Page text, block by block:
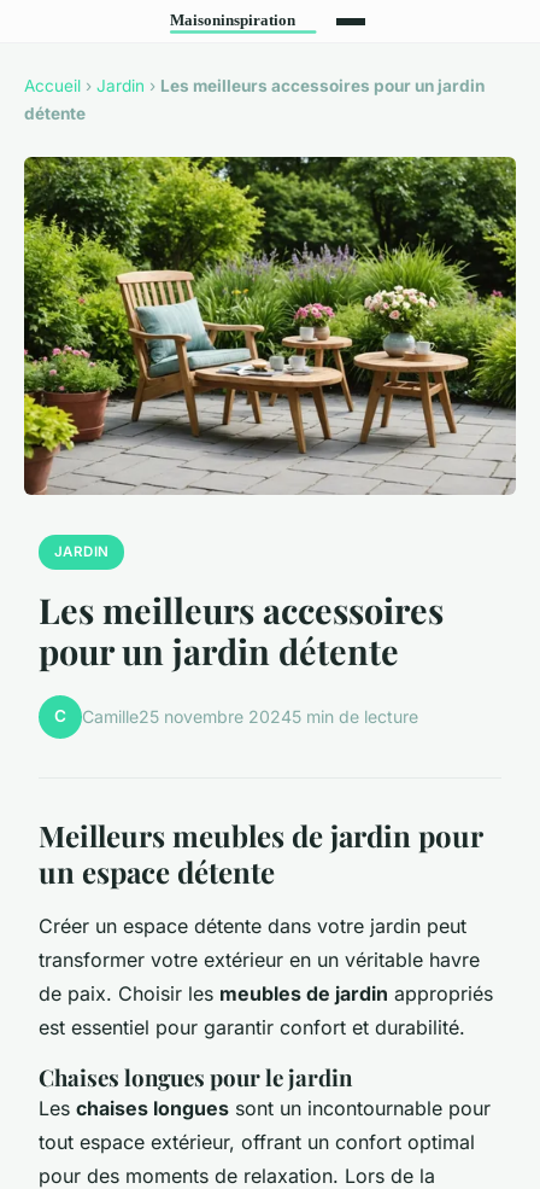
Accueil › Jardin › Les meilleurs accessoires pour un jardin
détente
JARDIN
Les meilleurs accessoires
pour un jardin détente
C Camille25 novembre 20245 min de lecture
Meilleurs meubles de jardin pour
un espace détente
Créer un espace détente dans votre jardin peut
transformer votre extérieur en un véritable havre
de paix. Choisir les meubles de jardin appropriés
est essentiel pour garantir confort et durabilité.
Chaises longues pour le jardin
Les chaises longues sont un incontournable pour
tout espace extérieur, offrant un confort optimal
pour des moments de relaxation. Lors de la